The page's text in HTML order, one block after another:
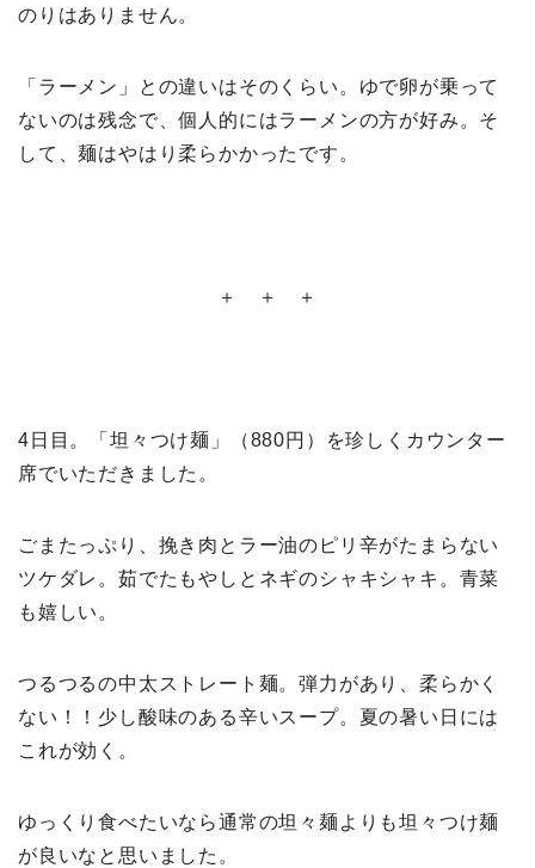
のりはありません。
「ラーメン」との違いはそのくらい。ゆで卵が乗って
ないのは残念で、個人的にはラーメンの方が好み。そ
して、麺はやはり柔らかかったです。
＋ ＋ ＋
4日目。「坦々つけ麺」（880円）を珍しくカウンター
席でいただきました。
ごまたっぷり、挽き肉とラー油のピリ辛がたまらない
ツケダレ。茹でたもやしとネギのシャキシャキ。青菜
も嬉しい。
つるつるの中太ストレート麺。弾力があり、柔らかく
ない！！少し酸味のある辛いスープ。夏の暑い日には
これが効く。
ゆっくり食べたいなら通常の坦々麺よりも坦々つけ麺
が良いなと思いました。